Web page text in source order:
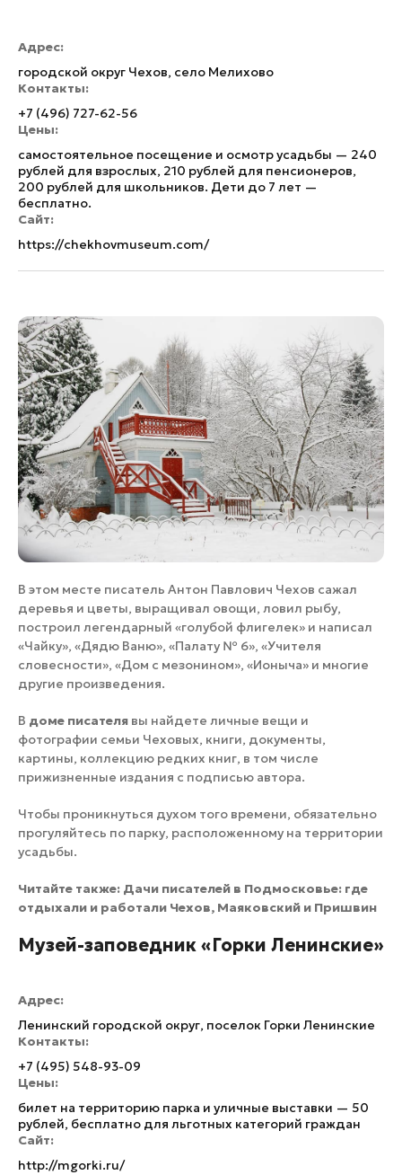
Адрес:
городской округ Чехов, село Мелихово
Контакты:
+7 (496) 727-62-56
Цены:
самостоятельное посещение и осмотр усадьбы — 240
рублей для взрослых, 210 рублей для пенсионеров,
200 рублей для школьников. Дети до 7 лет —
бесплатно.
Сайт:
https://chekhovmuseum.com/
В этом месте писатель Антон Павлович Чехов сажал
деревья и цветы, выращивал овощи, ловил рыбу,
построил легендарный «голубой флигелек» и написал
«Чайку», «Дядю Ваню», «Палату № 6», «Учителя
словесности», «Дом с мезонином», «Ионыча» и многие
другие произведения.
В доме писателя вы найдете личные вещи и
фотографии семьи Чеховых, книги, документы,
картины, коллекцию редких книг, в том числе
прижизненные издания с подписью автора.
Чтобы проникнуться духом того времени, обязательно
прогуляйтесь по парку, расположенному на территории
усадьбы.
Читайте также: Дачи писателей в Подмосковье: где
отдыхали и работали Чехов, Маяковский и Пришвин
Музей-заповедник «Горки Ленинские»
Адрес:
Ленинский городской округ, поселок Горки Ленинские
Контакты:
+7 (495) 548-93-09
Цены:
билет на территорию парка и уличные выставки — 50
рублей, бесплатно для льготных категорий граждан
Сайт:
http://mgorki.ru/